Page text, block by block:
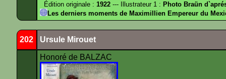
Édition originale : 1922 --- Illustrateur 1 : Photo Braün
Les derniers moments de Maximillien Empereur du
202 Ursule Mirouet
Honoré de BALZAC